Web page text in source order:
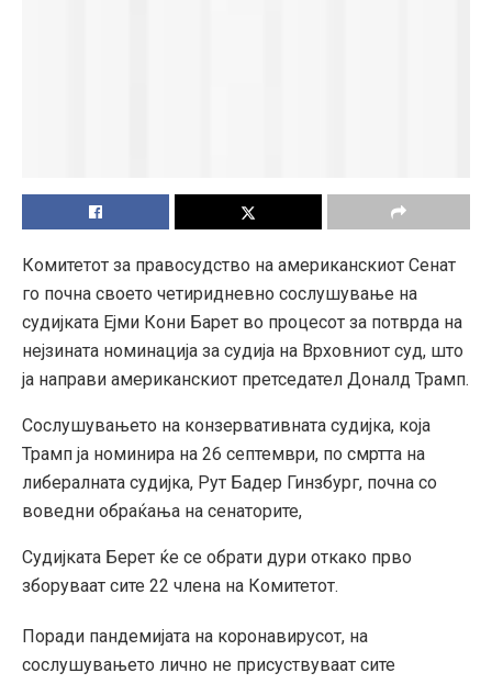
Комитетот за правосудство на американскиот Сенат
го почна своето четиридневно сослушување на
судијката Ејми Кони Барет во процесот за потврда на
нејзината номинација за судија на Врховниот суд, што
ја направи американскиот претседател Доналд Трамп.
Сослушувањето на конзервативната судијка, која
Трамп ја номинира на 26 септември, по смртта на
либералната судијка, Рут Бадер Гинзбург, почна со
воведни обраќања на сенаторите,
Судијката Берет ќе се обрати дури откако прво
зборуваат сите 22 члена на Комитетот.
Поради пандемијата на коронавирусот, на
сослушувањето лично не присуствуваат сите